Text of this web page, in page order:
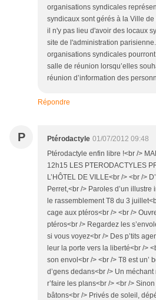
organisations syndicales
syndicaux sont gérés à la Ville
il n'y pas lieu d'avoir des locaux
site de l'administration
organisations syndicales
salle de réunion lorsqu’elles
réunion d’information des
Répondre
P Ptérodactyle 01/07/2012 09:48
Ptérodactyle enfin libre !<br />
12h15 LES PTERODACTYLES
L’HÔTEL DE VILLE<br /> <br />
Perret,<br /> Paroles d’un illustre
le rassemblement T8 du 3
cage aux ptéros<br /> <br />
ptéros<br /> Regardez les
si vous voyez<br /> Des p’tits
leur la porte vers la liberté<br />
son envol<br /> <br /> T8 est un’
d’gens dedans<br /> Un
r’faire les plans<br /> <br />
bâtons<br /> Privés de soleil,